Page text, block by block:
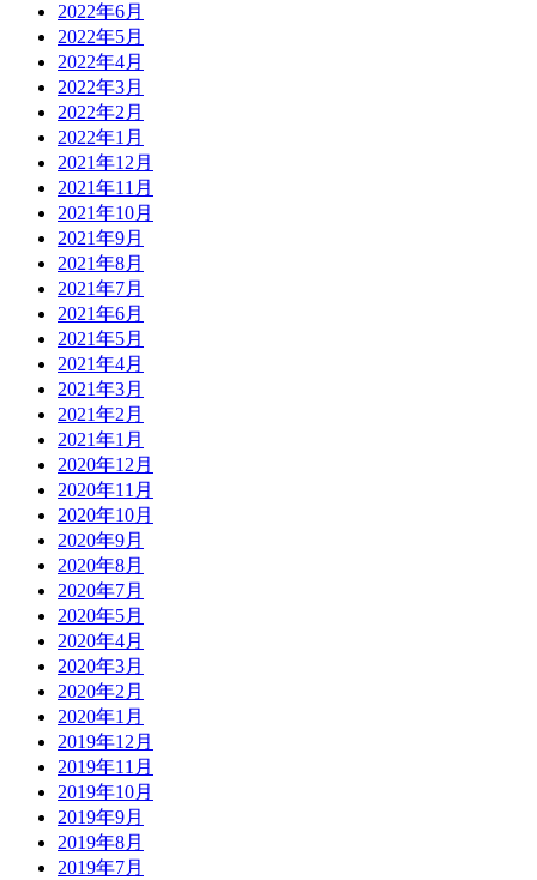
2022年6月
2022年5月
2022年4月
2022年3月
2022年2月
2022年1月
2021年12月
2021年11月
2021年10月
2021年9月
2021年8月
2021年7月
2021年6月
2021年5月
2021年4月
2021年3月
2021年2月
2021年1月
2020年12月
2020年11月
2020年10月
2020年9月
2020年8月
2020年7月
2020年5月
2020年4月
2020年3月
2020年2月
2020年1月
2019年12月
2019年11月
2019年10月
2019年9月
2019年8月
2019年7月